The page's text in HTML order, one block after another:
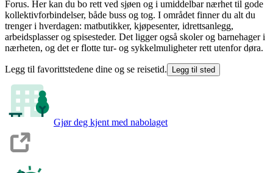
Forus. Her kan du bo rett ved sjøen og i umiddelbar nærhet til gode
kollektivforbindelser, både buss og tog. I området finner du alt du
trenger i hverdagen: matbutikker, kjøpesenter, idrettsanlegg,
arbeidsplasser og spisesteder. Det ligger også skoler og barnehager i
nærheten, og det er flotte tur- og sykkelmuligheter rett utenfor døra.
Legg til favorittstedene dine og se reisetid. Legg til sted
Gjør deg kjent med nabolaget